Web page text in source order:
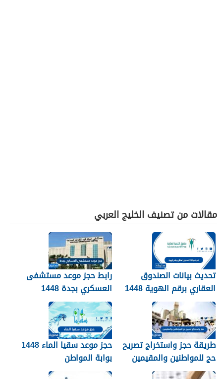
مقالات من تصنيف الخليج العربي
تحديث بيانات الصندوق
العقاري برقم الهوية 1448
الرابط والخطوات
رابط حجز موعد مستشفى
العسكري بجدة 1448
طريقة حجز واستخراج تصريح
حج للمواطنين والمقيمين
1448
حجز موعد سقيا الماء 1448
بوابة المواطن